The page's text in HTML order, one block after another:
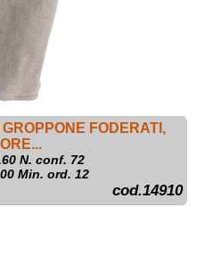
FODERATI,
N. conf. 72
Min. ord. 12
cod.14910